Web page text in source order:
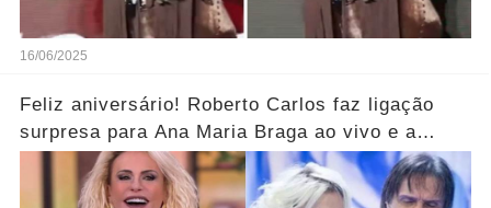
16/06/2025
Feliz aniversário! Roberto Carlos faz ligação
surpresa para Ana Maria Braga ao vivo e a
parabeniza pelo aniversário..... Ver mais